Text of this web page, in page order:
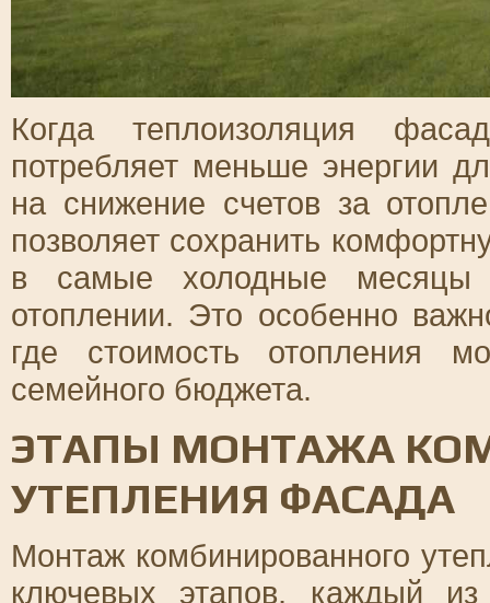
Когда теплоизоляция
потребляет меньше энергии
на снижение счетов за
позволяет сохранить
в самые холодные месяцы
отоплении. Это особенно
где стоимость отопления
семейного бюджета.
ЭТАПЫ МОНТАЖА
УТЕПЛЕНИЯ ФАСАДА
Монтаж комбинированного
ключевых этапов, каждый